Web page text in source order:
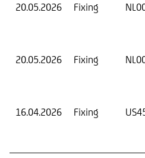
20.05.2026
Fixing
20.05.2026
Fixing
16.04.2026
Fixing